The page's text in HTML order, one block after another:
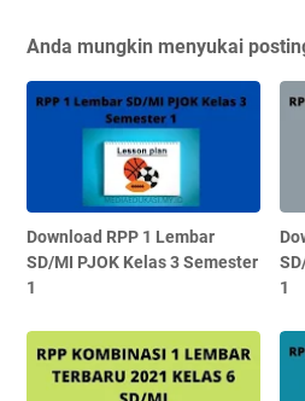
Anda mungkin menyukai
Download RPP 1 Lembar
SD/MI PJOK Kelas 3 Semester
1
1